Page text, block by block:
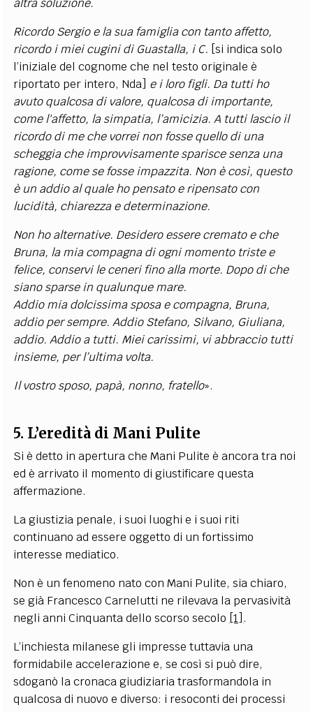
altra soluzione.
Ricordo Sergio e la sua famiglia con tanto affetto,
ricordo i miei cugini di Guastalla, i C. [si indica solo
l’iniziale del cognome che nel testo originale è
riportato per intero, Nda] e i loro figli. Da tutti ho
avuto qualcosa di valore, qualcosa di importante,
come l'affetto, la simpatia, l’amicizia. A tutti lascio il
ricordo di me che vorrei non fosse quello di una
scheggia che improvvisamente sparisce senza una
ragione, come se fosse impazzita. Non è così, questo
è un addio al quale ho pensato e ripensato con
lucidità, chiarezza e determinazione.
Non ho alternative. Desidero essere cremato e che
Bruna, la mia compagna di ogni momento triste e
felice, conservi le ceneri fino alla morte. Dopo di che
siano sparse in qualunque mare.
Addio mia dolcissima sposa e compagna, Bruna,
addio per sempre. Addio Stefano, Silvano, Giuliana,
addio. Addio a tutti. Miei carissimi, vi abbraccio tutti
insieme, per l’ultima volta.
Il vostro sposo, papà, nonno, fratello».
5. L’eredità di Mani Pulite
Si è detto in apertura che Mani Pulite è ancora tra noi
ed è arrivato il momento di giustificare questa
affermazione.
La giustizia penale, i suoi luoghi e i suoi riti
continuano ad essere oggetto di un fortissimo
interesse mediatico.
Non è un fenomeno nato con Mani Pulite, sia chiaro,
se già Francesco Carnelutti ne rilevava la pervasività
negli anni Cinquanta dello scorso secolo [1] .
L’inchiesta milanese gli impresse tuttavia una
formidabile accelerazione e, se così si può dire,
sdoganò la cronaca giudiziaria trasformandola in
qualcosa di nuovo e diverso: i resoconti dei processi